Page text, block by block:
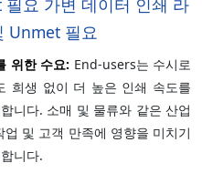
Unmet 필요
위한 수요: End-users는 수시로
희생 없이 더 높은 인쇄 속도를
니다. 소매 및 물류와 같은 산업
및 고객 만족에 영향을 미치기
니다.